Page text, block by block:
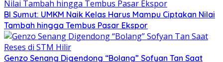
BI Sumut: UMKM Naik Kelas Harus Mampu Ciptakan Nilai
Tambah hingga Tembus Pasar Ekspor
Genzo Senang Digendong “Bolang” Sofyan Tan Saat